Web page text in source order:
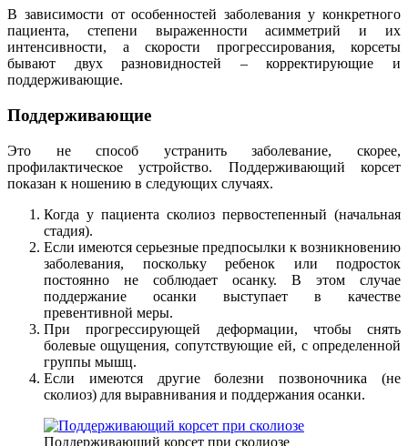
В зависимости от особенностей заболевания у конкретного
пациента, степени выраженности асимметрий и их
интенсивности, а скорости прогрессирования, корсеты
бывают двух разновидностей – корректирующие и
поддерживающие.
Поддерживающие
Это не способ устранить заболевание, скорее,
профилактическое устройство. Поддерживающий корсет
показан к ношению в следующих случаях.
Когда у пациента сколиоз первостепенный (начальная
стадия).
Если имеются серьезные предпосылки к возникновению
заболевания, поскольку ребенок или подросток
постоянно не соблюдает осанку. В этом случае
поддержание осанки выступает в качестве
превентивной меры.
При прогрессирующей деформации, чтобы снять
болевые ощущения, сопутствующие ей, с определенной
группы мышц.
Если имеются другие болезни позвоночника (не
сколиоз) для выравнивания и поддержания осанки.
Поддерживающий корсет при сколиозе